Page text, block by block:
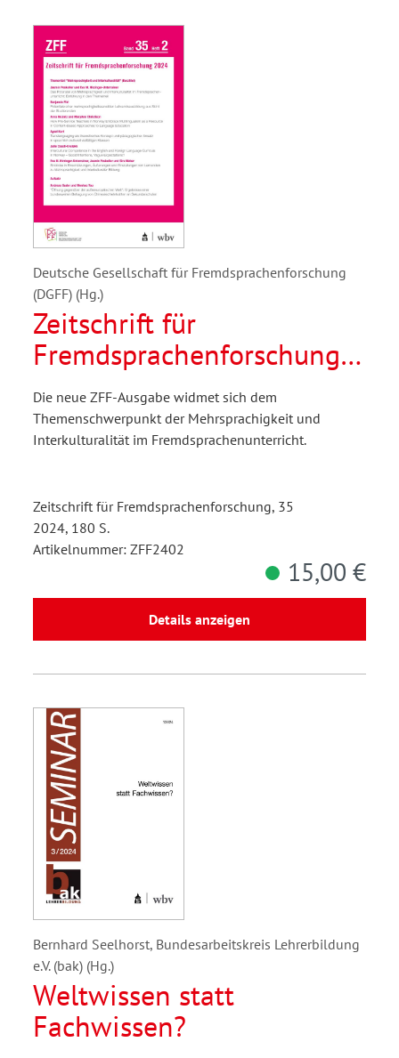
Deutsche Gesellschaft für Fremdsprachenforschung
(DGFF) (Hg.)
Zeitschrift für
Fremdsprachenforschung
2/2024
Die neue ZFF-Ausgabe widmet sich dem
Themenschwerpunkt der Mehrsprachigkeit und
Interkulturalität im Fremdsprachenunterricht.
Zeitschrift für Fremdsprachenforschung, 35
2024, 180 S.
Artikelnummer: ZFF2402
15,00 €
Details anzeigen
Bernhard Seelhorst, Bundesarbeitskreis Lehrerbildung
e.V. (bak) (Hg.)
Weltwissen statt
Fachwissen?